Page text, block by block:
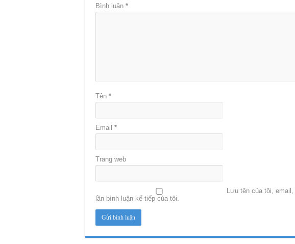
Bình luận *
Tên *
Email *
Trang web
Lưu tên của tôi,
lần bình luận kế tiếp của tôi.